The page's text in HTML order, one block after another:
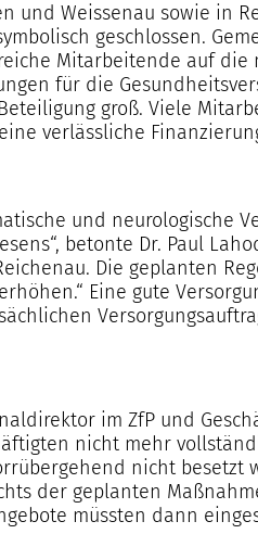
und Weissenau sowie in
geschlossen.
Mitarbeitende auf die
für die
groß. Viele
verlässliche
und neurologische
betonte Dr. Paul
Die geplanten
Eine gute
im ZfP und
nicht mehr
nicht
der geplanten
müssten dann